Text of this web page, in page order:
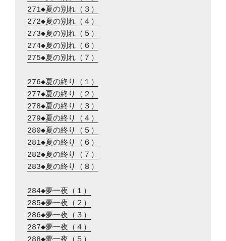
271◆夏の別れ（３）
272◆夏の別れ（４）
273◆夏の別れ（５）
274◆夏の別れ（６）
275◆夏の別れ（７）
276◆夏の終り（１）
277◆夏の終り（２）
278◆夏の終り（３）
279◆夏の終り（４）
280◆夏の終り（５）
281◆夏の終り（６）
282◆夏の終り（７）
283◆夏の終り（８）
284◆夢一夜（１）
285◆夢一夜（２）
286◆夢一夜（３）
287◆夢一夜（４）